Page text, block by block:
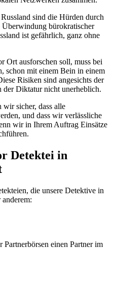
sind die Hürden durch
Überwindung bürokratischer
ist gefährlich, ganz ohne
Ort ausforschen soll, muss bei
schon mit einem Bein in einem
Risiken sind angesichts der
der Diktatur nicht unerheblich.
wir sicher, dass alle
und dass wir verlässliche
wir in Ihrem Auftrag Einsätze
Detektei in
die unsere Detektive in
einen Partner im